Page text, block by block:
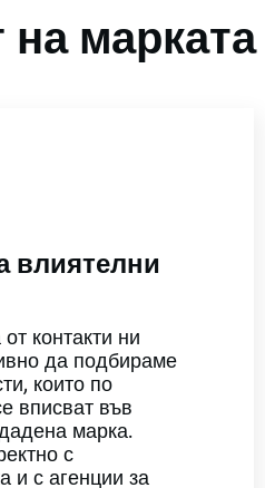
марката
влиятелни
контакти ни
да подбираме
които по
вписват във
марка.
с
и с агенции за